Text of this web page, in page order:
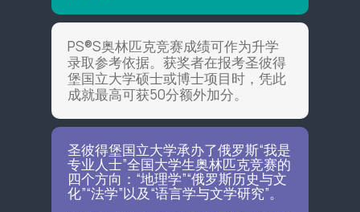
圣彼得堡国立大学承办了俄罗斯“我是
专业人士”全国大学生奥林匹克竞赛的
四个方向：“地理学”“俄罗斯历史与文
化”“法学”以及“语言学与文学研究”。
PS®S奥林匹克竞赛成绩可作为升学
录取参考依据。获奖者在报考圣彼得
堡国立大学硕士或博士项目时，凭此
成就最高可获50分额外加分。